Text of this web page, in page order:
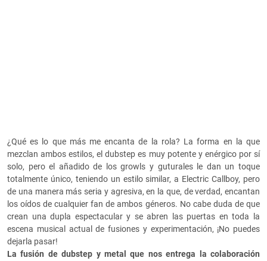
¿Qué es lo que más me encanta de la rola? La forma en la que
mezclan ambos estilos, el dubstep es muy potente y enérgico por sí
solo, pero el añadido de los growls y guturales le dan un toque
totalmente único, teniendo un estilo similar, a Electric Callboy, pero
de una manera más seria y agresiva, en la que, de verdad, encantan
los oídos de cualquier fan de ambos géneros. No cabe duda de que
crean una dupla espectacular y se abren las puertas en toda la
escena musical actual de fusiones y experimentación, ¡No puedes
dejarla pasar!
La fusión de dubstep y metal que nos entrega la colaboración